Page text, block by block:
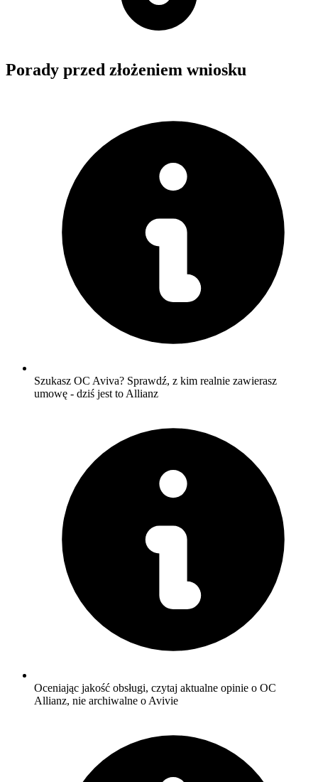
Porady przed złożeniem wniosku
Szukasz OC Aviva? Sprawdź, z kim realnie zawierasz
umowę - dziś jest to Allianz
Oceniając jakość obsługi, czytaj aktualne opinie o OC
Allianz, nie archiwalne o Avivie